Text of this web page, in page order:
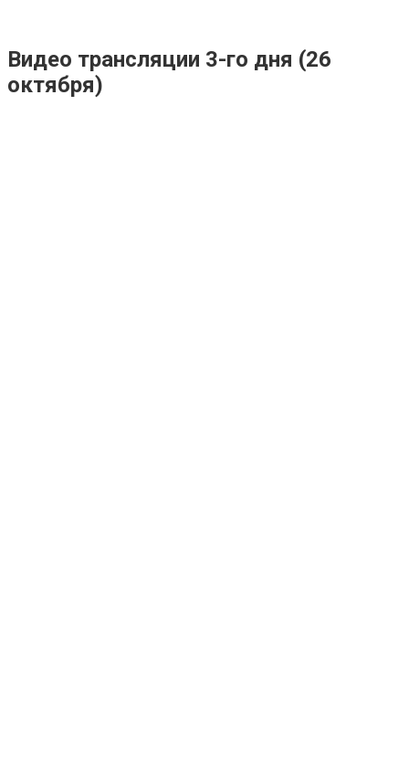
Видео трансляции 3-го дня (26
октября)